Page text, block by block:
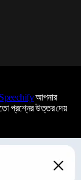
Speechifyআপনার
প্রশ্নের উত্তর দেয়